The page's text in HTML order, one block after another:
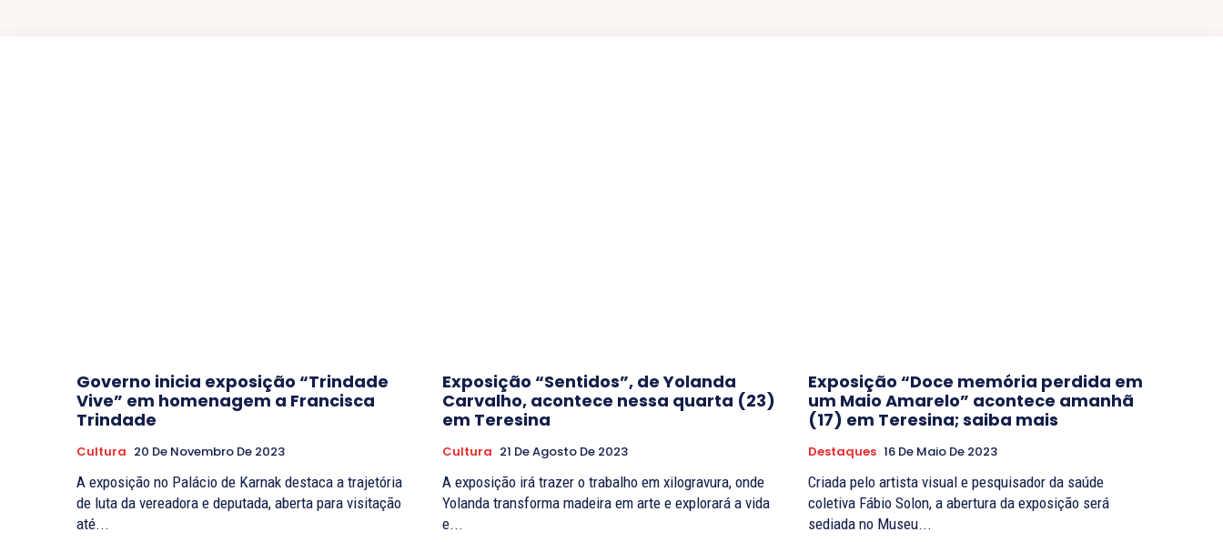
Governo inicia exposição “Trindade
Vive” em homenagem a Francisca
Trindade
Cultura 20 De Novembro De 2023
A exposição no Palácio de Karnak destaca a trajetória
de luta da vereadora e deputada, aberta para visitação
até...
Exposição “Sentidos”, de Yolanda
Carvalho, acontece nessa quarta (23)
em Teresina
Cultura 21 De Agosto De 2023
A exposição irá trazer o trabalho em xilogravura, onde
Yolanda transforma madeira em arte e explorará a vida
e...
Exposição “Doce memória perdida em
um Maio Amarelo” acontece amanhã
(17) em Teresina; saiba mais
Destaques 16 De Maio De 2023
Criada pelo artista visual e pesquisador da saúde
coletiva Fábio Solon, a abertura da exposição será
sediada no Museu...